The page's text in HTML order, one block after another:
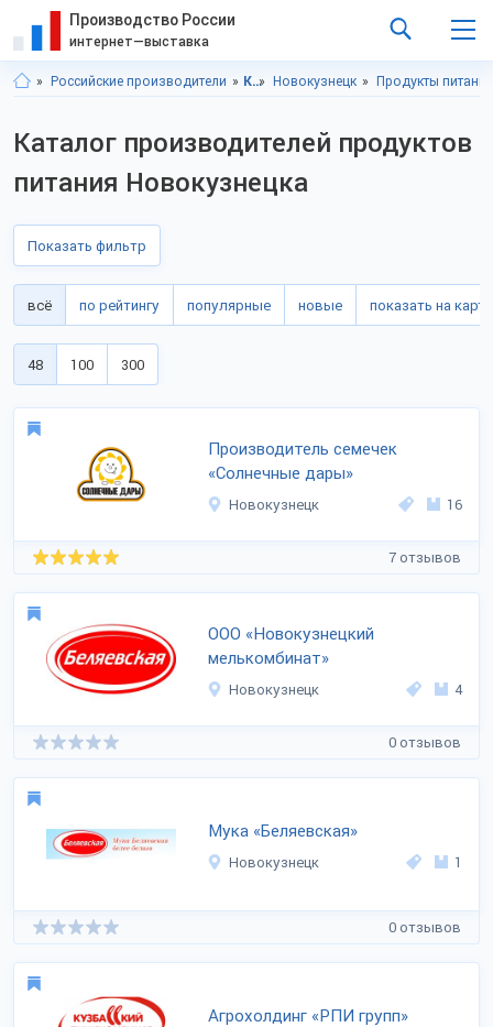
Производство России
интернет—выставка
Российские производители Кемеровская область Новокузнецк Продукты питания
Каталог производителей продуктов
питания Новокузнецка
Показать фильтр
всё по рейтингу популярные новые показать на карте
48 100 300
Производитель семечек
«Солнечные дары»
Новокузнецк 16
7 отзывов
ООО «Новокузнецкий
мелькомбинат»
Новокузнецк 4
0 отзывов
Мука «Беляевская»
Новокузнецк 1
0 отзывов
Агрохолдинг «РПИ групп»